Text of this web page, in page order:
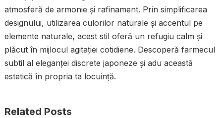
atmosferă de armonie și rafinament. Prin simplificarea
designului, utilizarea culorilor naturale și accentul pe
elemente naturale, acest stil oferă un refugiu calm și
plăcut în mijlocul agitației cotidiene. Descoperă farmecul
subtil al eleganței discrete japoneze și adu această
estetică în propria ta locuință.
Related Posts